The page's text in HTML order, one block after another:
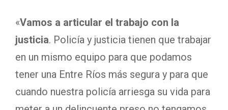
«Vamos a articular el trabajo con la
justicia. Policía y justicia tienen que trabajar
en un mismo equipo para que podamos
tener una Entre Ríos más segura y para que
cuando nuestra policía arriesga su vida para